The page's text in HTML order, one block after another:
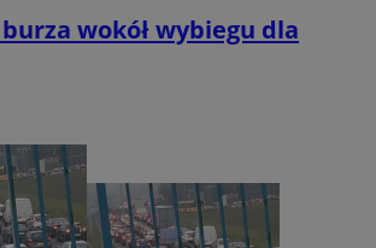
wokół wybiegu dla